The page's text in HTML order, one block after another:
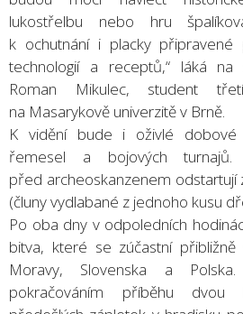
lukostřelbu nebo hru
k ochutnání i placky
technologií a receptů,“ láká na
Roman Mikulec, student
na Masarykově univerzitě v Brně.
K vidění bude i oživlé dobové
řemesel a bojových
před archeoskanzenem odstartují
(čluny vydlabané z jednoho kusu
Po oba dny v odpoledních
bitva, které se zúčastní
Moravy, Slovenska a
pokračováním příběhu dvou